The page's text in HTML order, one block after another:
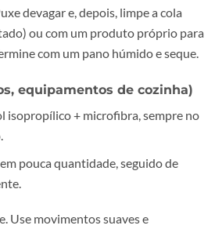
no resíduo, espalhe com pano,
o óleo.
electrodomésticos,
+ álcool isopropílico, com pano
com força e tenha atenção